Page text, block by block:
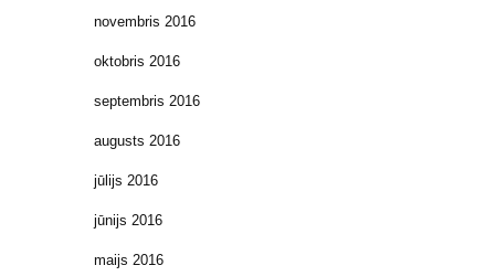
novembris 2016
oktobris 2016
septembris 2016
augusts 2016
jūlijs 2016
jūnijs 2016
maijs 2016